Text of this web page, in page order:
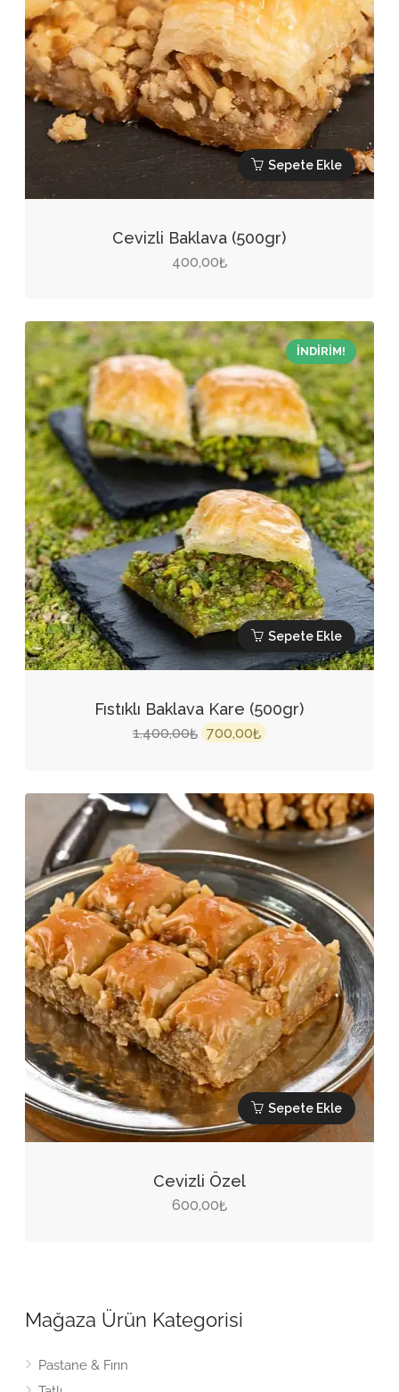
Sepete Ekle
Cevizli Baklava (500gr)
400,00₺
İNDIRIM!
Sepete Ekle
Fıstıklı Baklava Kare (500gr)
1.400,00₺ Orijinal
700,00₺ Şu
700,00₺.
Sepete Ekle
Cevizli Özel
600,00₺
Mağaza Ürün Kategorisi
Pastane & Fırın